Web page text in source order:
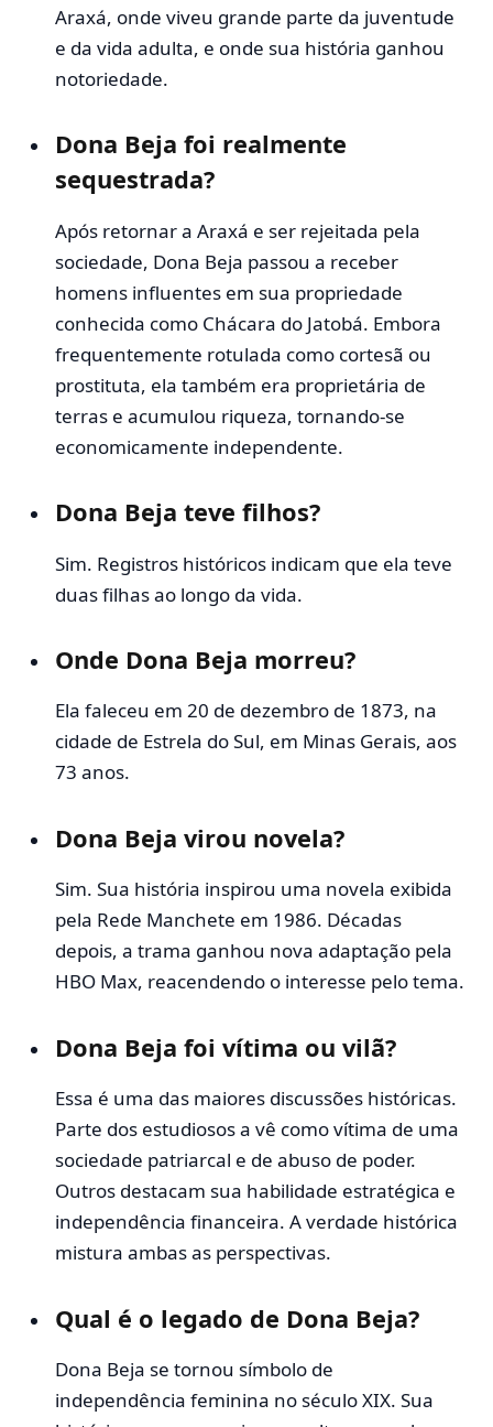
Araxá, onde viveu grande parte da juventude
e da vida adulta, e onde sua história ganhou
notoriedade.
Dona Beja foi realmente
sequestrada?
Após retornar a Araxá e ser rejeitada pela
sociedade, Dona Beja passou a receber
homens influentes em sua propriedade
conhecida como Chácara do Jatobá. Embora
frequentemente rotulada como cortesã ou
prostituta, ela também era proprietária de
terras e acumulou riqueza, tornando-se
economicamente independente.
Dona Beja teve filhos?
Sim. Registros históricos indicam que ela teve
duas filhas ao longo da vida.
Onde Dona Beja morreu?
Ela faleceu em 20 de dezembro de 1873, na
cidade de Estrela do Sul, em Minas Gerais, aos
73 anos.
Dona Beja virou novela?
Sim. Sua história inspirou uma novela exibida
pela Rede Manchete em 1986. Décadas
depois, a trama ganhou nova adaptação pela
HBO Max, reacendendo o interesse pelo tema.
Dona Beja foi vítima ou vilã?
Essa é uma das maiores discussões históricas.
Parte dos estudiosos a vê como vítima de uma
sociedade patriarcal e de abuso de poder.
Outros destacam sua habilidade estratégica e
independência financeira. A verdade histórica
mistura ambas as perspectivas.
Qual é o legado de Dona Beja?
Dona Beja se tornou símbolo de
independência feminina no século XIX. Sua